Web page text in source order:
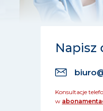
Napisz
Konsultacje
w